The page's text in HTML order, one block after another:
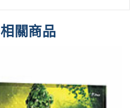
相關商品